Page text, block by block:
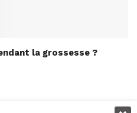
la grossesse ?